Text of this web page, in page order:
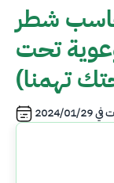
شطر
تحت
تهمنا)
في2024/01/29